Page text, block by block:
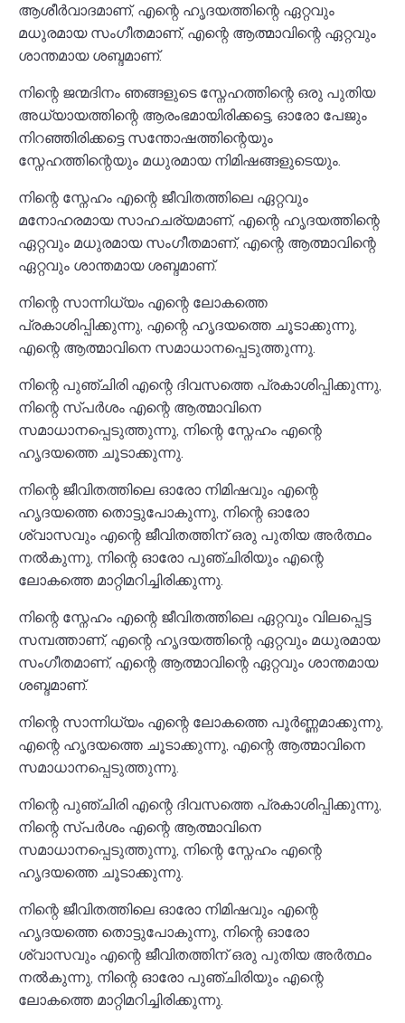
ആശീർവാദമാണ്, എന്റെ ഹൃദയത്തിന്റെ ഏറ്റവും
മധുരമായ സംഗീതമാണ്, എന്റെ ആത്മാവിന്റെ ഏറ്റവും
ശാന്തമായ ശബ്ദമാണ്.
നിന്റെ ജന്മദിനം ഞങ്ങളുടെ സ്നേഹത്തിന്റെ ഒരു പുതിയ
അധ്യായത്തിന്റെ ആരംഭമായിരിക്കട്ടെ, ഓരോ പേജും
നിറഞ്ഞിരിക്കട്ടെ സന്തോഷത്തിന്റെയും
സ്നേഹത്തിന്റെയും മധുരമായ നിമിഷങ്ങളുടെയും.
നിന്റെ സ്നേഹം എന്റെ ജീവിതത്തിലെ ഏറ്റവും
മനോഹരമായ സാഹചര്യമാണ്, എന്റെ ഹൃദയത്തിന്റെ
ഏറ്റവും മധുരമായ സംഗീതമാണ്, എന്റെ ആത്മാവിന്റെ
ഏറ്റവും ശാന്തമായ ശബ്ദമാണ്.
നിന്റെ സാന്നിധ്യം എന്റെ ലോകത്തെ
പ്രകാശിപ്പിക്കുന്നു, എന്റെ ഹൃദയത്തെ ചൂടാക്കുന്നു,
എന്റെ ആത്മാവിനെ സമാധാനപ്പെടുത്തുന്നു.
നിന്റെ പുഞ്ചിരി എന്റെ ദിവസത്തെ പ്രകാശിപ്പിക്കുന്നു,
നിന്റെ സ്പർശം എന്റെ ആത്മാവിനെ
സമാധാനപ്പെടുത്തുന്നു, നിന്റെ സ്നേഹം എന്റെ
ഹൃദയത്തെ ചൂടാക്കുന്നു.
നിന്റെ ജീവിതത്തിലെ ഓരോ നിമിഷവും എന്റെ
ഹൃദയത്തെ തൊട്ടുപോകുന്നു, നിന്റെ ഓരോ
ശ്വാസവും എന്റെ ജീവിതത്തിന് ഒരു പുതിയ അർത്ഥം
നൽകുന്നു, നിന്റെ ഓരോ പുഞ്ചിരിയും എന്റെ
ലോകത്തെ മാറ്റിമറിച്ചിരിക്കുന്നു.
നിന്റെ സ്നേഹം എന്റെ ജീവിതത്തിലെ ഏറ്റവും വിലപ്പെട്ട
സമ്പത്താണ്, എന്റെ ഹൃദയത്തിന്റെ ഏറ്റവും മധുരമായ
സംഗീതമാണ്, എന്റെ ആത്മാവിന്റെ ഏറ്റവും ശാന്തമായ
ശബ്ദമാണ്.
നിന്റെ സാന്നിധ്യം എന്റെ ലോകത്തെ പൂർണ്ണമാക്കുന്നു,
എന്റെ ഹൃദയത്തെ ചൂടാക്കുന്നു, എന്റെ ആത്മാവിനെ
സമാധാനപ്പെടുത്തുന്നു.
നിന്റെ പുഞ്ചിരി എന്റെ ദിവസത്തെ പ്രകാശിപ്പിക്കുന്നു,
നിന്റെ സ്പർശം എന്റെ ആത്മാവിനെ
സമാധാനപ്പെടുത്തുന്നു, നിന്റെ സ്നേഹം എന്റെ
ഹൃദയത്തെ ചൂടാക്കുന്നു.
നിന്റെ ജീവിതത്തിലെ ഓരോ നിമിഷവും എന്റെ
ഹൃദയത്തെ തൊട്ടുപോകുന്നു, നിന്റെ ഓരോ
ശ്വാസവും എന്റെ ജീവിതത്തിന് ഒരു പുതിയ അർത്ഥം
നൽകുന്നു, നിന്റെ ഓരോ പുഞ്ചിരിയും എന്റെ
ലോകത്തെ മാറ്റിമറിച്ചിരിക്കുന്നു.